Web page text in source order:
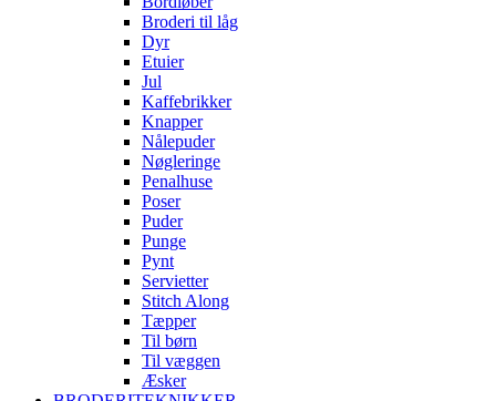
Broderi til låg
Dyr
Etuier
Jul
Kaffebrikker
Knapper
Nålepuder
Nøgleringe
Penalhuse
Poser
Puder
Punge
Pynt
Servietter
Stitch Along
Tæpper
Til børn
Til væggen
Æsker